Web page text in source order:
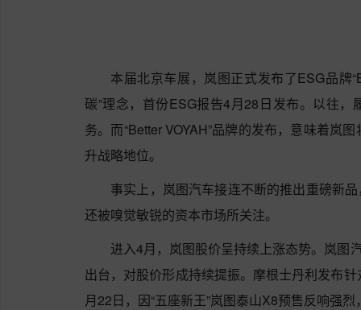
本届北京车展，岚图正式发布了ESG品牌
碳”理念，首份ESG报告4月28日发布。以往
务。而“Better VOYAH”品牌的发布，意味着岚
升战略地位。
事实上，岚图汽车接连不断的推出重磅新
还被嗅觉敏锐的资本市场所关注。
进入4月，岚图股价呈持续上涨态势。岚图
出台，对股价形成持续提振。摩根士丹利发布
月22日，因“五座新王”岚图泰山X8预售反响强